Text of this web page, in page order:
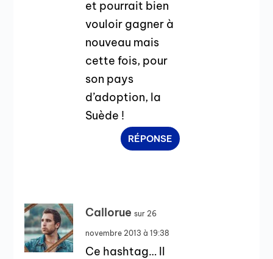
et pourrait bien
vouloir gagner à
nouveau mais
cette fois, pour
son pays
d’adoption, la
Suède !
RÉPONSE
Callorue sur 26
novembre 2013 à 19:38
Ce hashtag… Il